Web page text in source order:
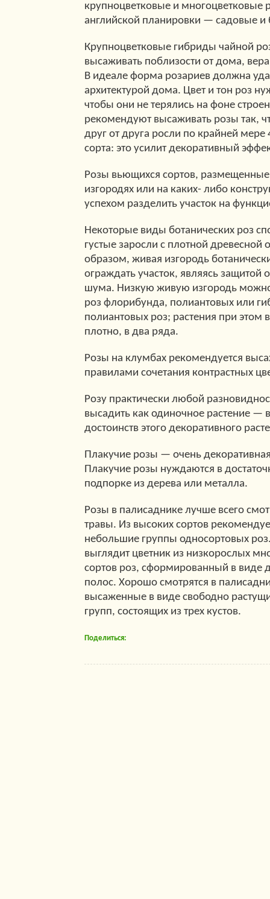
крупноцветковые и многоцветковые
английской планировки — садовые и
Крупноцветковые гибриды чайной
высаживать поблизости от дома,
В идеале форма розариев должна
архитектурой дома. Цвет и тон роз
чтобы они не терялись на фоне
рекомендуют высаживать розы так,
друг от друга росли по крайней
сорта: это усилит декоративный
Розы вьющихся сортов,
изгородях или на каких- либо
успехом разделить участок на
Некоторые виды ботанических роз
густые заросли с плотной древесной
образом, живая изгородь
ограждать участок, являясь защитой
шума. Низкую живую изгородь
роз флорибунда, полиантовых или
полиантовых роз; растения при этом
плотно, в два ряда.
Розы на клумбах рекомендуется
правилами сочетания контрастных
Розу практически любой
высадить как одиночное растение —
достоинств этого декоративного
Плакучие розы — очень
Плакучие розы нуждаются в
подпорке из дерева или металла.
Розы в палисаднике лучше всего
травы. Из высоких сортов
небольшие группы односортовых
выглядит цветник из низкорослых
сортов роз, сформированный в виде
полос. Хорошо смотрятся в
высаженные в виде свободно
групп, состоящих из трех кустов.
Поделиться: